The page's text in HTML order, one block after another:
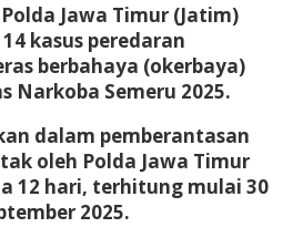
Jawa Timur (Jatim)
kasus peredaran
berbahaya (okerbaya)
Narkoba Semeru 2025.
dalam pemberantasan
oleh Polda Jawa Timur
12 hari, terhitung mulai 30
2025.